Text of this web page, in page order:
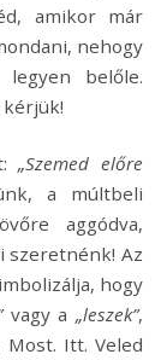
amikor már
nehogy
belőle.
„Szemed előre
a múltbeli
aggódva,
szeretnénk! Az
hogy
vagy a „leszek”,
Itt. Veled